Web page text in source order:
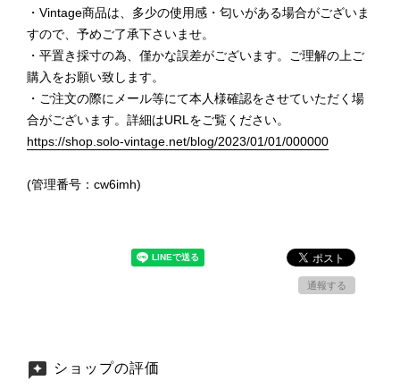
・Vintage商品は、多少の使用感・匂いがある場合がございま
すので、予めご了承下さいませ。
・平置き採寸の為、僅かな誤差がございます。ご理解の上ご
購入をお願い致します。
・ご注文の際にメール等にて本人様確認をさせていただく場
合がございます。詳細はURLをご覧ください。
https://shop.solo-vintage.net/blog/2023/01/01/000000
(管理番号：cw6imh)
通報する
ショップの評価